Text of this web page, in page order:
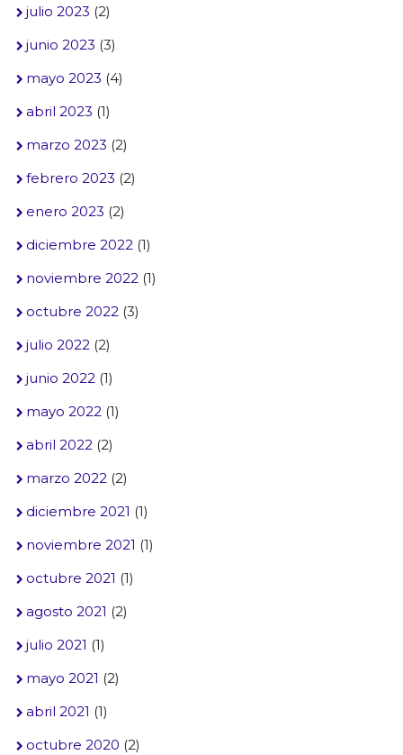
julio 2023 (2)
junio 2023 (3)
mayo 2023 (4)
abril 2023 (1)
marzo 2023 (2)
febrero 2023 (2)
enero 2023 (2)
diciembre 2022(1)
noviembre 2022(1)
octubre 2022(3)
julio 2022(2)
junio 2022(1)
mayo 2022(1)
abril 2022(2)
marzo 2022(2)
diciembre 2021 (1)
noviembre 2021 (1)
octubre 2021 (1)
agosto 2021 (2)
julio 2021 (1)
mayo 2021 (2)
abril 2021 (1)
octubre 2020 (2)